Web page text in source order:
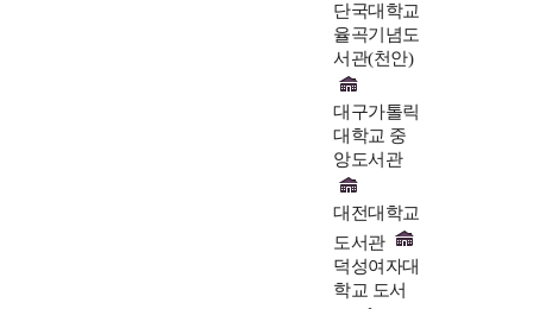
단국대학교
율곡기념도
서관(천안)
대구가톨릭
대학교 중
앙도서관
대전대학교
도서관
덕성여자대
학교 도서